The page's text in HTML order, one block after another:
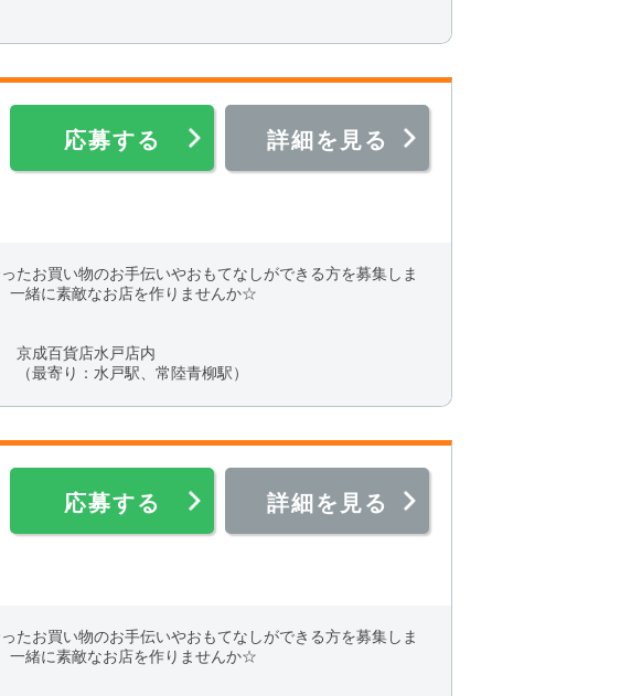
応募する 詳細を見る
買い物のお手伝いやおもてなしができる方を募集しま
一緒に素敵なお店を作りませんか☆
京成百貨店水戸店内
（最寄り：水戸駅、常陸青柳駅）
応募する 詳細を見る
買い物のお手伝いやおもてなしができる方を募集しま
一緒に素敵なお店を作りませんか☆